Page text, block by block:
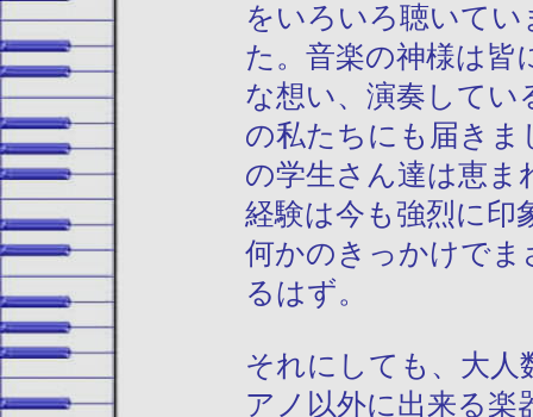
をいろいろ聴いて
た。音楽の神様は皆
な想い、演奏してい
の私たちにも届き
の学生さん達は恵
経験は今も強烈に印
何かのきっかけで
るはず。
それにしても、大
アノ以外に出来る